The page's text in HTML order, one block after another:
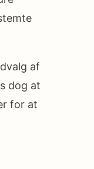
af
dog at
for at